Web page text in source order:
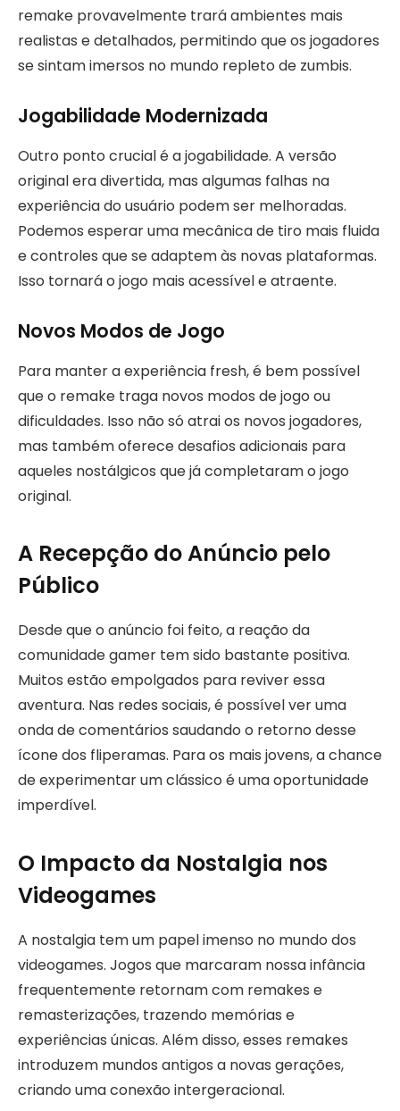
remake provavelmente trará ambientes mais
realistas e detalhados, permitindo que os jogadores
se sintam imersos no mundo repleto de zumbis.
Jogabilidade Modernizada
Outro ponto crucial é a jogabilidade. A versão
original era divertida, mas algumas falhas na
experiência do usuário podem ser melhoradas.
Podemos esperar uma mecânica de tiro mais fluida
e controles que se adaptem às novas plataformas.
Isso tornará o jogo mais acessível e atraente.
Novos Modos de Jogo
Para manter a experiência fresh, é bem possível
que o remake traga novos modos de jogo ou
dificuldades. Isso não só atrai os novos jogadores,
mas também oferece desafios adicionais para
aqueles nostálgicos que já completaram o jogo
original.
A Recepção do Anúncio pelo
Público
Desde que o anúncio foi feito, a reação da
comunidade gamer tem sido bastante positiva.
Muitos estão empolgados para reviver essa
aventura. Nas redes sociais, é possível ver uma
onda de comentários saudando o retorno desse
ícone dos fliperamas. Para os mais jovens, a chance
de experimentar um clássico é uma oportunidade
imperdível.
O Impacto da Nostalgia nos
Videogames
A nostalgia tem um papel imenso no mundo dos
videogames. Jogos que marcaram nossa infância
frequentemente retornam com remakes e
remasterizações, trazendo memórias e
experiências únicas. Além disso, esses remakes
introduzem mundos antigos a novas gerações,
criando uma conexão intergeracional.